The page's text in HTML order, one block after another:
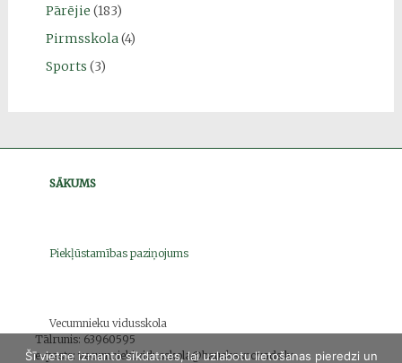
Pārējie (183)
Pirmsskola (4)
Sports (3)
SĀKUMS
Piekļūstamības paziņojums
Vecumnieku vidusskola
Tālrunis: 63960595
e-pasts: vecumnieki.vidusskola@bauskasnovads.lv
Šī vietne izmanto sīkdatnes, lai uzlabotu lietošanas pieredzi un